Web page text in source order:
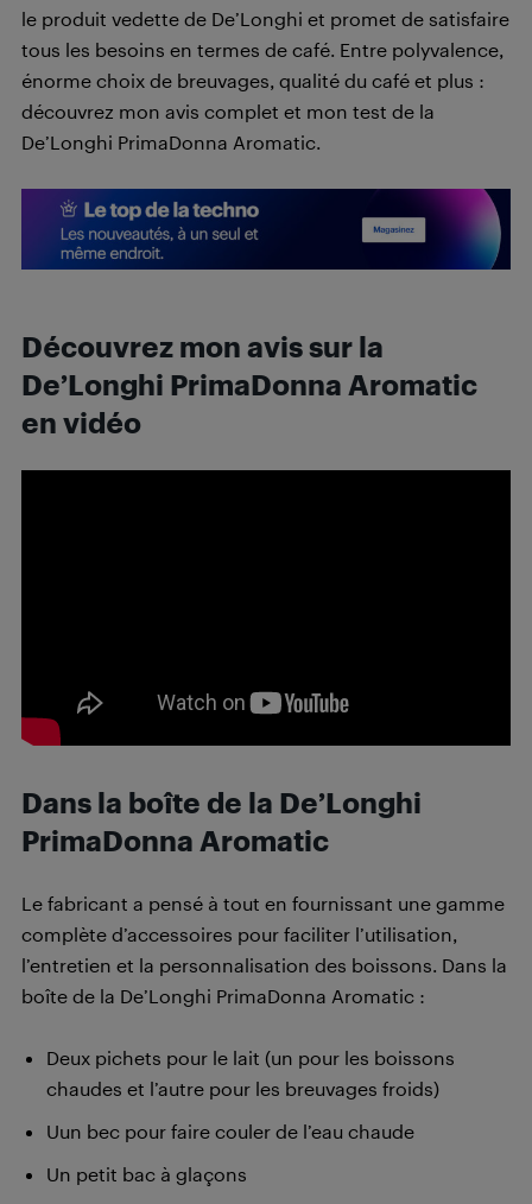
le produit vedette de De’Longhi et promet de satisfaire
tous les besoins en termes de café. Entre polyvalence,
énorme choix de breuvages, qualité du café et plus :
découvrez mon avis complet et mon test de la
De’Longhi PrimaDonna Aromatic.
Découvrez mon avis sur la
De’Longhi PrimaDonna Aromatic
en vidéo
Dans la boîte de la De’Longhi
PrimaDonna Aromatic
Le fabricant a pensé à tout en fournissant une gamme
complète d’accessoires pour faciliter l’utilisation,
l’entretien et la personnalisation des boissons. Dans la
boîte de la De’Longhi PrimaDonna Aromatic :
Deux pichets pour le lait (un pour les boissons
chaudes et l’autre pour les breuvages froids)
Uun bec pour faire couler de l’eau chaude
Un petit bac à glaçons